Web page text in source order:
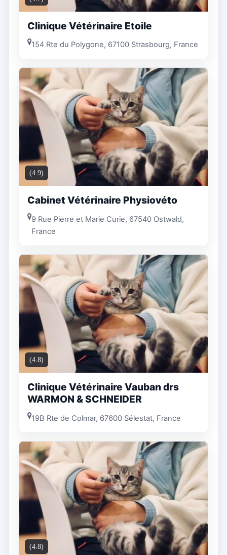
Clinique Vétérinaire Etoile
154 Rte du Polygone, 67100 Strasbourg, France
(4.9)
Cabinet Vétérinaire Physiovéto
9 Rue Pierre et Marie Curie, 67540 Ostwald,
France
(4.8)
Clinique Vétérinaire Vauban drs
WARMON & SCHNEIDER
19B Rte de Colmar, 67600 Sélestat, France
(4.8)